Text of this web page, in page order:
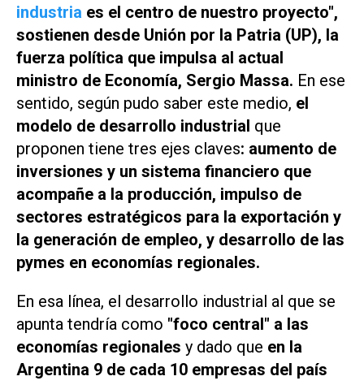
industria es el centro de nuestro proyecto",
sostienen desde Unión por la Patria (UP), la
fuerza política que impulsa al actual
ministro de Economía, Sergio Massa. En ese
sentido, según pudo saber este medio, el
modelo de desarrollo industrial que
proponen tiene tres ejes claves: aumento de
inversiones y un sistema financiero que
acompañe a la producción, impulso de
sectores estratégicos para la exportación y
la generación de empleo, y desarrollo de las
pymes en economías regionales.
En esa línea, el desarrollo industrial al que se
apunta tendría como "foco central" a las
economías regionales y dado que en la
Argentina 9 de cada 10 empresas del país